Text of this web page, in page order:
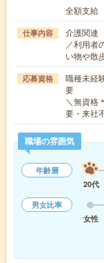
全額支給
仕事内容
介護関連
／利用者
い物や散
応募資格
職種未経
要
＼無資格
要・来社
職場の雰囲気
年齢層
20代
男女比率
女性